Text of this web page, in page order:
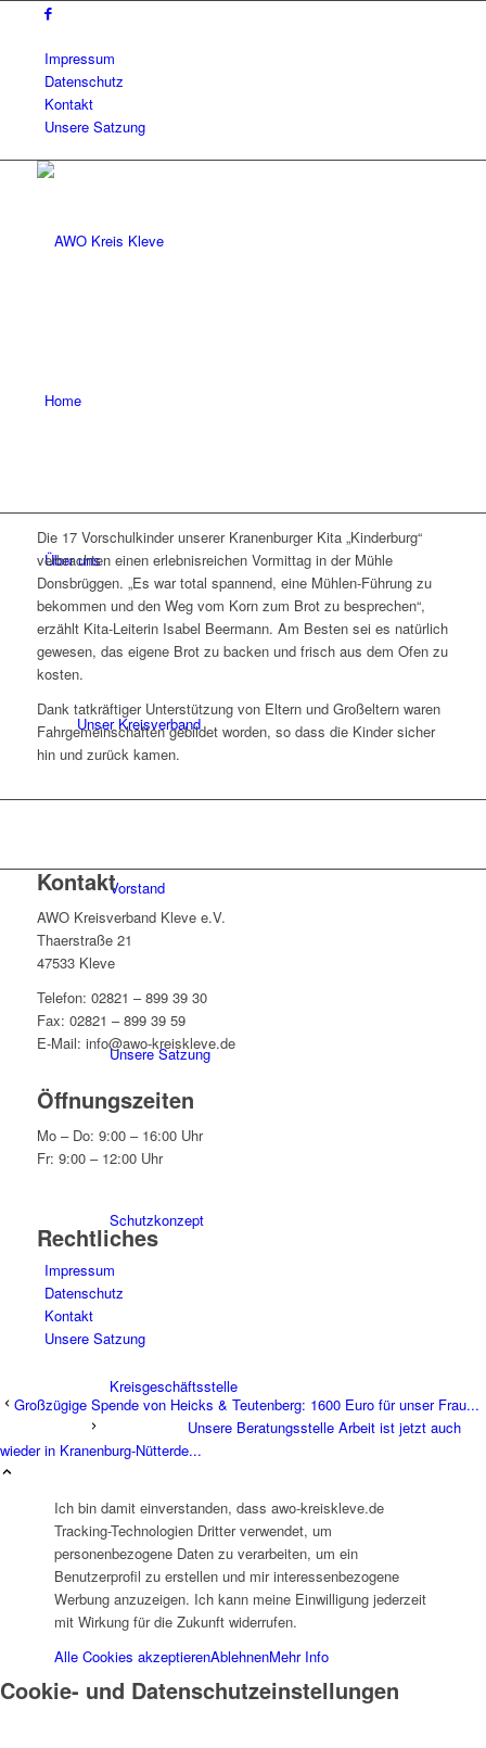
Impressum
Datenschutz
Kontakt
Unsere Satzung
Home
Über uns
Unser Kreisverband
Vorstand
Unsere Satzung
Schutzkonzept
Kreisgeschäftsstelle
Historie
Die 17 Vorschulkinder unserer Kranenburger Kita „Kinderburg“
verbrachten einen erlebnisreichen Vormittag in der Mühle
Donsbrüggen. „Es war total spannend, eine Mühlen-Führung zu
bekommen und den Weg vom Korn zum Brot zu besprechen“,
erzählt Kita-Leiterin Isabel Beermann. Am Besten sei es natürlich
gewesen, das eigene Brot zu backen und frisch aus dem Ofen zu
kosten.
Dank tatkräftiger Unterstützung von Eltern und Großeltern waren
Fahrgemeinschaften gebildet worden, so dass die Kinder sicher
hin und zurück kamen.
Kontakt
AWO Kreisverband Kleve e.V.
Thaerstraße 21
47533 Kleve
Telefon: 02821 – 899 39 30
Fax: 02821 – 899 39 59
E-Mail: info@awo-kreiskleve.de
Öffnungszeiten
Mo – Do: 9:00 – 16:00 Uhr
Fr: 9:00 – 12:00 Uhr
Rechtliches
Impressum
Datenschutz
Kontakt
Unsere Satzung
Großzügige Spende von Heicks & Teutenberg: 1600 Euro für unser Frau...
Unsere Beratungsstelle Arbeit ist jetzt auch
wieder in Kranenburg-Nütterde...
Ich bin damit einverstanden, dass awo-kreiskleve.de
Tracking-Technologien Dritter verwendet, um
personenbezogene Daten zu verarbeiten, um ein
Benutzerprofil zu erstellen und mir interessenbezogene
Werbung anzuzeigen. Ich kann meine Einwilligung jederzeit
mit Wirkung für die Zukunft widerrufen.
Alle Cookies akzeptierenAblehnenMehr Info
Cookie- und Datenschutzeinstellungen